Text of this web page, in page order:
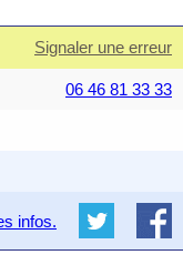
Signaler une erreur
06 46 81 33 33
infos.